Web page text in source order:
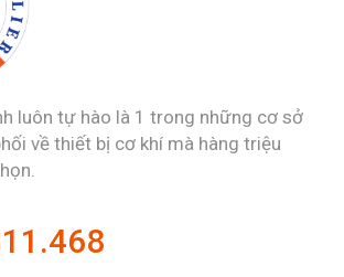
luôn tự hào là 1 trong những cơ sở
về thiết bị cơ khí mà hàng triệu